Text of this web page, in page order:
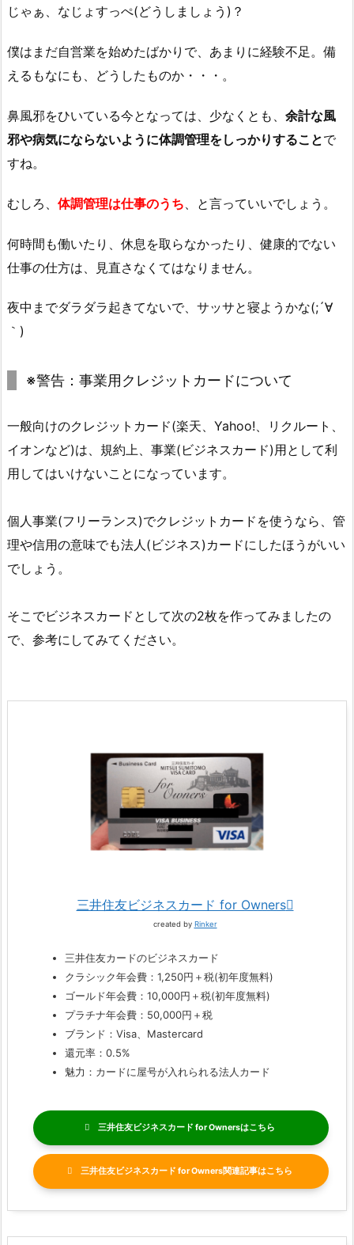
じゃぁ、なじょすっぺ(どうしましょう)？
僕はまだ自営業を始めたばかりで、あまりに経験不足。備
えるもなにも、どうしたものか・・・。
鼻風邪をひいている今となっては、少なくとも、 余計な風
邪や病気にならないように体調管理をしっかりすることで
すね。
むしろ、 体調管理は仕事のうち 、と言っていいでしょう。
何時間も働いたり、休息を取らなかったり、健康的でない
仕事の仕方は、見直さなくてはなりません。
夜中までダラダラ起きてないで、サッサと寝ようかな(;´∀
｀)
※警告：事業用クレジットカードについて
一般向けのクレジットカード(楽天、Yahoo!、リクルート、
イオンなど)は、規約上、事業(ビジネスカード)用として利
用してはいけないことになっています。
個人事業(フリーランス)でクレジットカードを使うなら、管
理や信用の意味でも法人(ビジネス)カードにしたほうがいい
でしょう。
そこでビジネスカードとして次の2枚を作ってみましたの
で、参考にしてみてください。
三井住友ビジネスカード for Owners
created by Rinker
三井住友カードのビジネスカード
クラシック年会費：1,250円＋税(初年度無料)
ゴールド年会費：10,000円＋税(初年度無料)
プラチナ年会費：50,000円＋税
ブランド：Visa、Mastercard
還元率：0.5%
魅力：カードに屋号が入れられる法人カード
三井住友ビジネスカード for Owners
三井住友ビジネスカード for Owners関連記事